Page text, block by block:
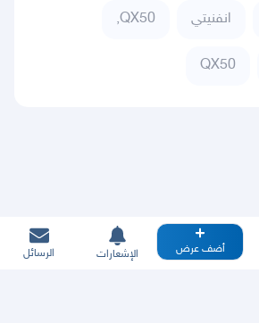
انفنيتي QX50,
QX50
أضف عرض الإشعارات الرسائل